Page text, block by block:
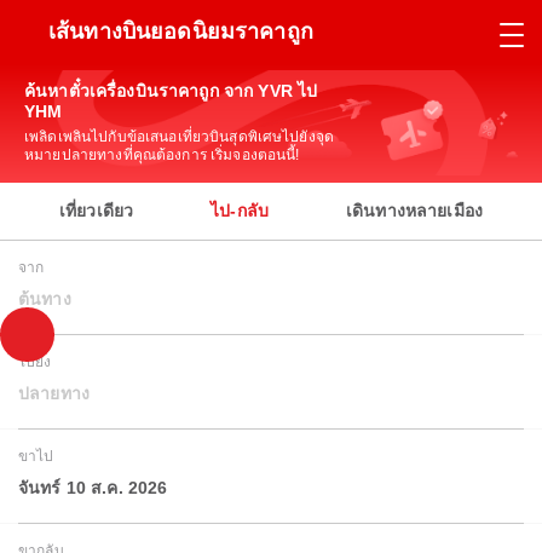
เส้นทางบินยอดนิยมราคาถูก
ค้นหาตั๋วเครื่องบินราคาถูก จาก YVR ไป
YHM
เพลิดเพลินไปกับข้อเสนอเที่ยวบินสุดพิเศษไปยังจุด
หมายปลายทางที่คุณต้องการ เริ่มจองตอนนี้!
เที่ยวเดียว ไป-กลับ เดินทางหลายเมือง
จาก
ต้นทาง
ไปยัง
ปลายทาง
ขาไป
จันทร์ 10 ส.ค. 2026